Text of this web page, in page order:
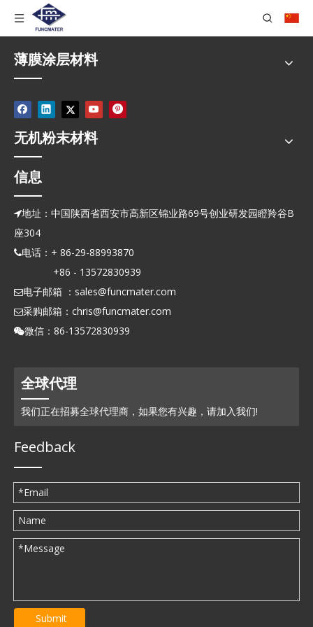
薄膜涂层材料
无机粉末材料
信息
地址：中国陕西省西安市高新区锦业路69号创业研发园瞪羚谷B
座304
电话：+ 86-29-88993870
+86 - 13572830939
电子邮箱 ： sales@funcmater.com
采购邮箱： chris@funcmater.com
微信：86-13572830939
全球代理
我们正在招募全球代理商，如果您有兴趣，请加入我们!
Feedback
Submit